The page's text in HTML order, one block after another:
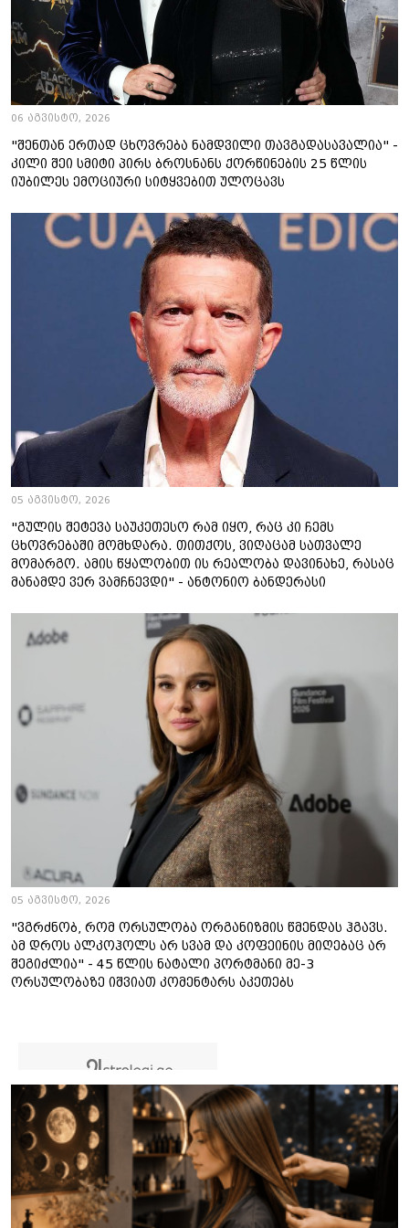
06 აგვისტო, 2026
"შენთან ერთად ცხოვრება ნამდვილი თავგადასავალია" -
კილი შეი სმიტი პირს ბროსნანს ქორწინების 25 წლის
იუბილეს ემოციური სიტყვებით ულოცავს
05 აგვისტო, 2026
"გულის შეტევა საუკეთესო რამ იყო, რაც კი ჩემს
ცხოვრებაში მომხდარა. თითქოს, ვიღაცამ სათვალე
მომარგო. ამის წყალობით ის რეალობა დავინახე, რასაც
მანამდე ვერ ვამჩნევდი" - ანტონიო ბანდერასი
05 აგვისტო, 2026
"ვგრძნობ, რომ ორსულობა ორგანიზმის წმენდას ჰგავს.
ამ დროს ალკოჰოლს არ სვამ და კოფეინის მიღებაც არ
შეგიძლია" - 45 წლის ნატალი პორტმანი მე-3
ორსულობაზე იშვიათ კომენტარს აკეთებს